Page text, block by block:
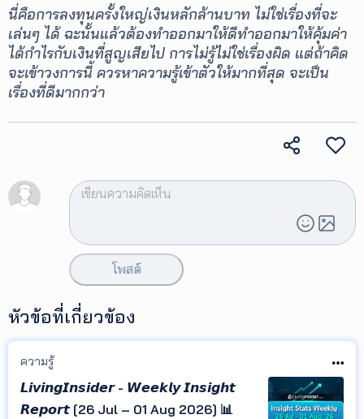
นี่คือการลงทุนครั้งใหญ่เงินหลักล้านบาท ไม่ใช่เรื่องที่จะ
เล่นๆ ได้ ฉะนั้นแล้วต้องทำออกมาให้ดีทำออกมาให้คุ้มค่า
ได้กำไรกับเงินที่สูญเสียไป การไม่รู้ไม่ใช่เรื่องผิด แต่ถ้าคิด
จะเข้าวงการนี้ ควรหาความรู้เข้าตัวให้มากที่สุด จะเป็น
เรื่องที่ดีมากกว่า
โพสต์
หัวข้อที่เกี่ยวข้อง
ความรู้
𝙇𝙞𝙫𝙞𝙣𝙜𝙄𝙣𝙨𝙞𝙙𝙚𝙧 - 𝙒𝙚𝙚𝙠𝙡𝙮 𝙄𝙣𝙨𝙞𝙜𝙝𝙩
𝙍𝙚𝙥𝙤𝙧𝙩 [26 Jul – 01 Aug 2026] 📊